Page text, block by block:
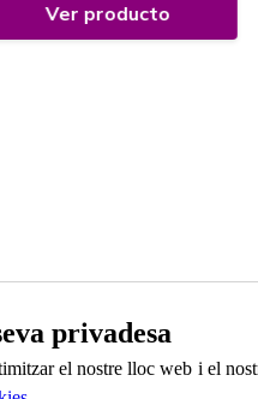
Ver producto
privadesa
el nostre lloc web i el